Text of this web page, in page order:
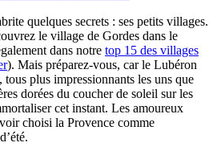
quelques secrets : ses petits villages.
le village de Gordes dans le
dans notre top 15 des villages
). Mais préparez-vous, car le Lubéron
plus impressionnants les uns que
dorées du coucher de soleil sur les
cet instant. Les amoureux
choisi la Provence comme